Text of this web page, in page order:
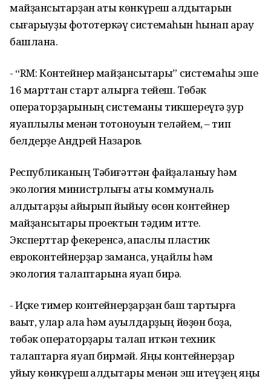
майҙансыҡтарҙан ҡаты көнкүреш ҡалдыҡтарын
сығарыуҙы фототеркәү системаһын һынап ҡарау
башлана.
- “RM: Контейнер майҙансыҡтары” системаһы эше
16 марттан старт алырға тейеш. Төбәк
операторҙарының системаны тикшереүгә ҙур
яуаплылыҡ менән тотоноуын теләйем, – тип
белдерҙе Андрей Назаров.
Республиканың Тәбиғәттән файҙаланыу һәм
экология министрлығы ҡаты коммуналь
ҡалдыҡтарҙы айырып йыйыу өсөн контейнер
майҙансыҡтары проектын тәҡдим итте.
Эксперттар фекеренсә, ҡапҡаслы пластик
евроконтейнерҙар заманса, уңайлы һәм
экология талаптарына яуап бирә.
- Иҫке тимер контейнерҙарҙан баш тартырға
ваҡыт, улар ҡала һәм ауылдарҙың йөҙөн боҙа,
төбәк операторҙары талап иткән техник
талаптарға яуап бирмәй. Яңы контейнерҙар
ҡуйыу көнкүреш ҡалдыҡтары менән эш итеүҙең яңы